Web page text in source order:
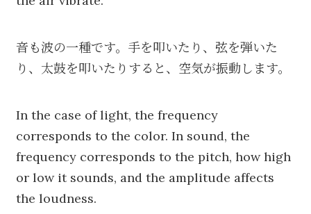
音も波の一種です。手を叩いたり、弦を弾いた
り、太鼓を叩いたりすると、空気が振動します。
In the case of light, the frequency
corresponds to the color. In sound, the
frequency corresponds to the pitch, how high
or low it sounds, and the amplitude affects
the loudness.